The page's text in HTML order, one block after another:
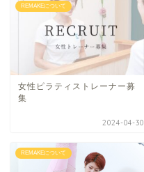
REMAKEについて
女性ピラティストレーナー募
集
2024-04-30
REMAKEについて